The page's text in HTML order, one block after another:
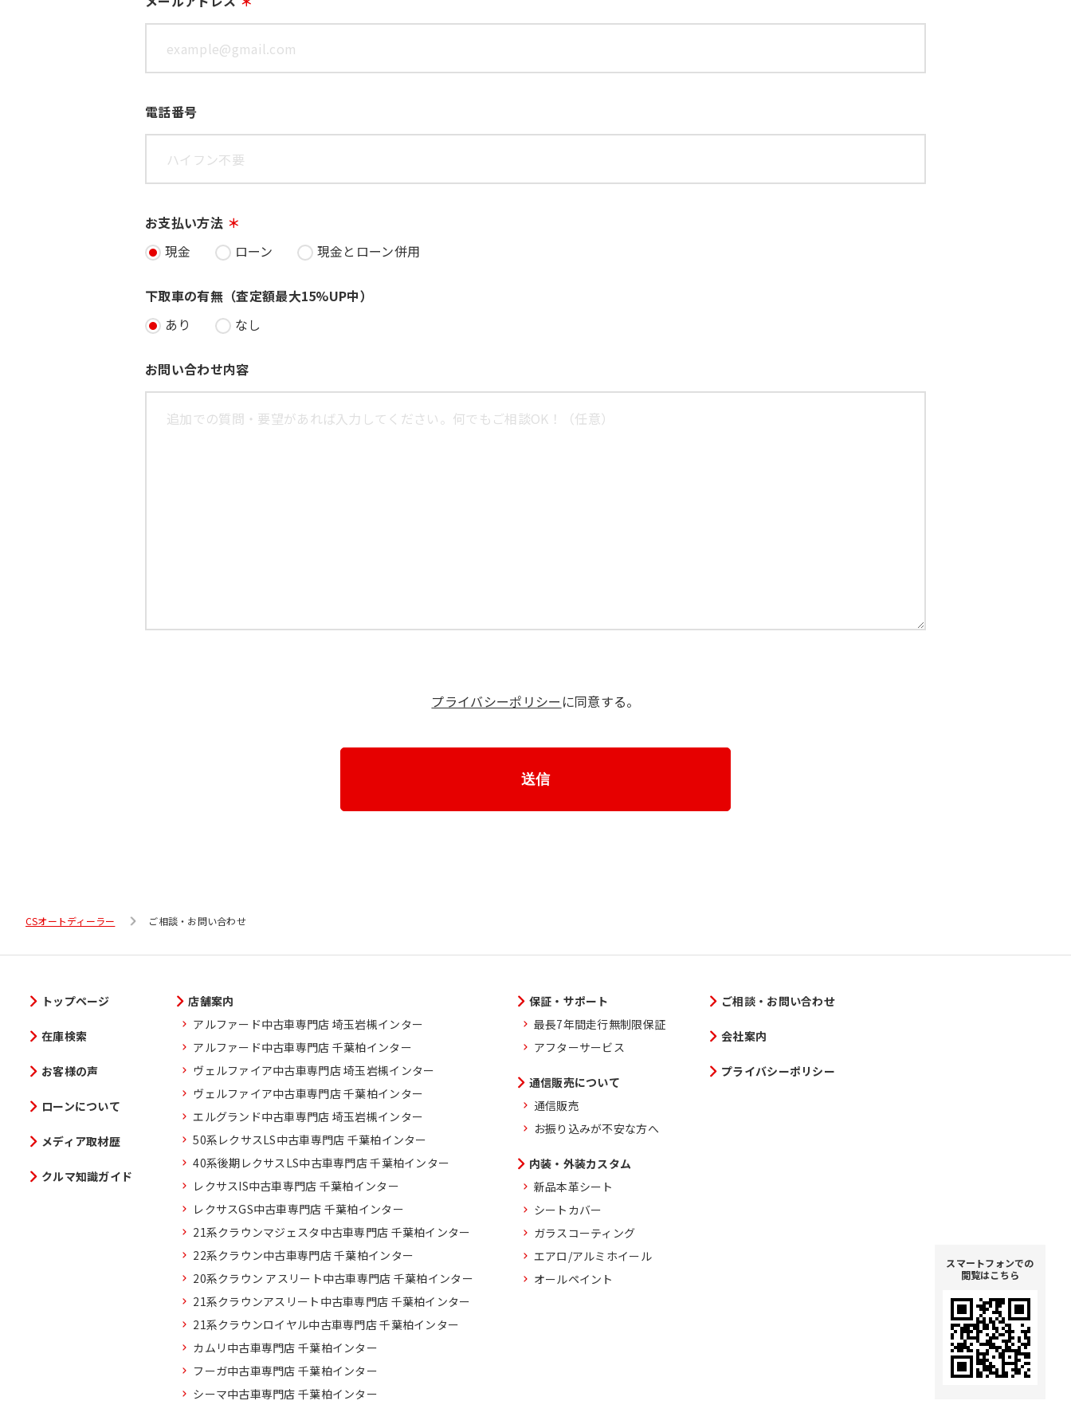
電話番号
お支払い方法
現金
ローン 現金とローン併用
下取車の有無（査定額最大15%UP中）
あり
なし
お問い合わせ内容
プライバシーポリシー に同意する。
送信
CSオートディーラー ご相談・お問い合わせ
トップページ
在庫検索
お客様の声
ローンについて
メディア取材歴
クルマ知識ガイド
店舗案内
アルファード中古車専門店 埼玉岩槻インター
アルファード中古車専門店 千葉柏インター
ヴェルファイア中古車専門店 埼玉岩槻インター
ヴェルファイア中古車専門店 千葉柏インター
エルグランド中古車専門店 埼玉岩槻インター
50系レクサスLS中古車専門店 千葉柏インター
40系後期レクサスLS中古車専門店 千葉柏インター
レクサスIS中古車専門店 千葉柏インター
レクサスGS中古車専門店 千葉柏インター
21系クラウンマジェスタ中古車専門店 千葉柏インター
22系クラウン中古車専門店 千葉柏インター
20系クラウン アスリート中古車専門店 千葉柏インター
21系クラウンアスリート中古車専門店 千葉柏インター
21系クラウンロイヤル中古車専門店 千葉柏インター
カムリ中古車専門店 千葉柏インター
フーガ中古車専門店 千葉柏インター
シーマ中古車専門店 千葉柏インター
保証・サポート
最長7年間走行無制限保証
アフターサービス
通信販売について
通信販売
お振り込みが不安な方へ
内装・外装カスタム
新品本革シート
シートカバー
ガラスコーティング
エアロ/アルミホイール
オールペイント
ご相談・お問い合わせ
会社案内
プライバシーポリシー
スマートフォンでの
閲覧はこちら